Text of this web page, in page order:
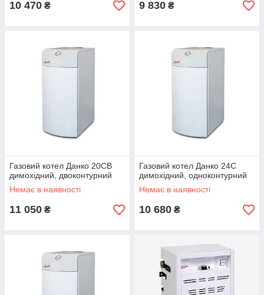
10 470 ₴ 9 830 ₴
Газовий котел Данко 20СВ
димохідний, двоконтурний
Немає в наявності
11 050 ₴
Газовий котел Данко 24С
димохідний, одноконтурний
Немає в наявності
10 680 ₴